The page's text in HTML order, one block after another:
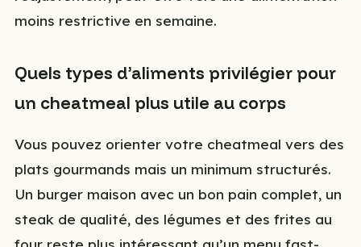
moins restrictive en semaine.
Quels types d’aliments privilégier pour
un cheatmeal plus utile au corps
Vous pouvez orienter votre cheatmeal vers des
plats gourmands mais un minimum structurés.
Un burger maison avec un bon pain complet, un
steak de qualité, des légumes et des frites au